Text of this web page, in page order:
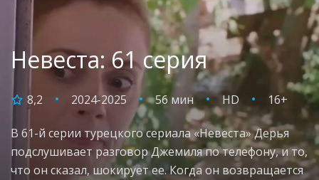
Невеста: 61 серия
8,2 2024-2025 56 мин HD 16+
В 61-й серии турецкого сериала «Невеста» Дерья
подслушивает разговор Джемиля по телефону, и то,
что он сказал, шокирует ее. Когда он возвращается